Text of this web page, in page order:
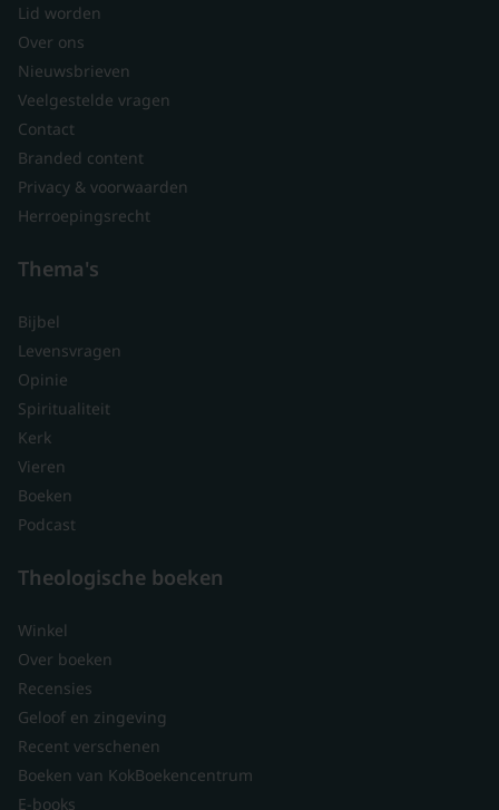
Lid worden
Over ons
Nieuwsbrieven
Veelgestelde vragen
Contact
Branded content
Privacy & voorwaarden
Herroepingsrecht
Thema's
Bijbel
Levensvragen
Opinie
Spiritualiteit
Kerk
Vieren
Boeken
Podcast
Theologische boeken
Winkel
Over boeken
Recensies
Geloof en zingeving
Recent verschenen
Boeken van KokBoekencentrum
E-books